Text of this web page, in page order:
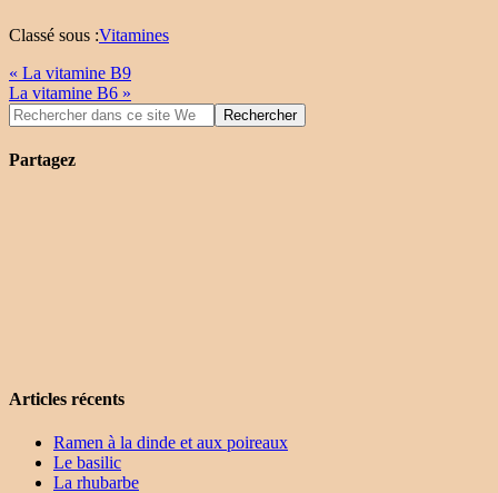
Classé sous :Vitamines
« La vitamine B9
La vitamine B6 »
Partagez
Articles récents
Ramen à la dinde et aux poireaux
Le basilic
La rhubarbe